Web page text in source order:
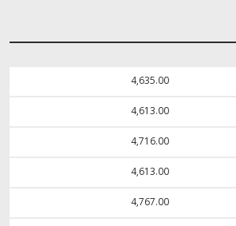
4,635.00
4,613.00
4,716.00
4,613.00
4,767.00